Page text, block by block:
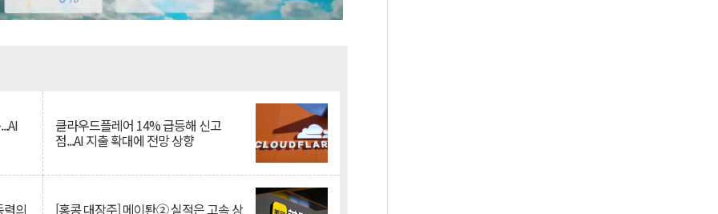
클라우드플레어 14% 급등해 신고
점...AI 지출 확대에 전망 상향
의 [홍콩 대장주] 메이퇀② 실적은 고속 상